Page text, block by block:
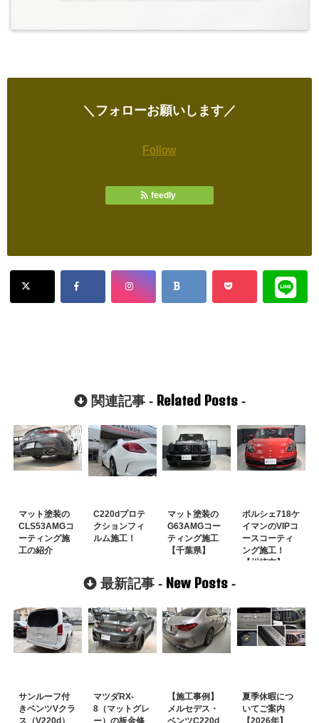
＼フォローお願いします／
Follow
feedly
関連記事 - Related Posts-
マット塗装の
CLS53AMGコ
ーティング施
工の紹介
C220dプロテ
クションフィ
ルム施工！
マット塗装の
G63AMGコー
ティング施工
【千葉県】
ポルシェ718ケ
イマンのVIPコ
ースコーティ
ング施工！
【川崎市】
最新記事 - New Posts -
サンルーフ付
きベンツVクラ
ス（V220d）
マツダRX-
8（マットグレ
ー）の板金修
【施工事例】
メルセデス・
ベンツC220d
夏季休暇につ
いてご案内
【2026年】